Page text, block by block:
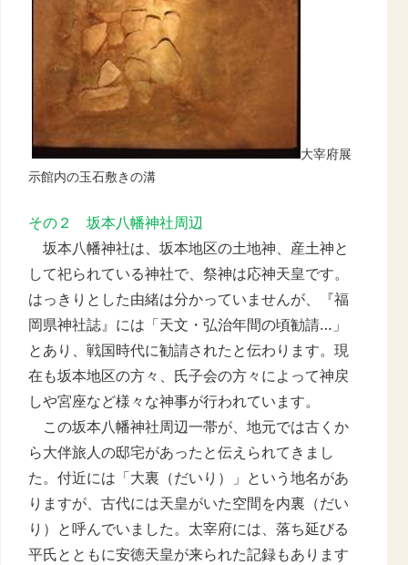
大宰府展
示館内の玉石敷きの溝
その２ 坂本八幡神社周辺
坂本八幡神社は、坂本地区の土地神、産土神と
して祀られている神社で、祭神は応神天皇です。
はっきりとした由緒は分かっていませんが、『福
岡県神社誌』には「天文・弘治年間の頃勧請…」
とあり、戦国時代に勧請されたと伝わります。現
在も坂本地区の方々、氏子会の方々によって神戻
しや宮座など様々な神事が行われています。
この坂本八幡神社周辺一帯が、地元では古くか
ら大伴旅人の邸宅があったと伝えられてきまし
た。付近には「大裏（だいり）」という地名があ
りますが、古代には天皇がいた空間を内裏（だい
り）と呼んでいました。太宰府には、落ち延びる
平氏とともに安徳天皇が来られた記録もあります